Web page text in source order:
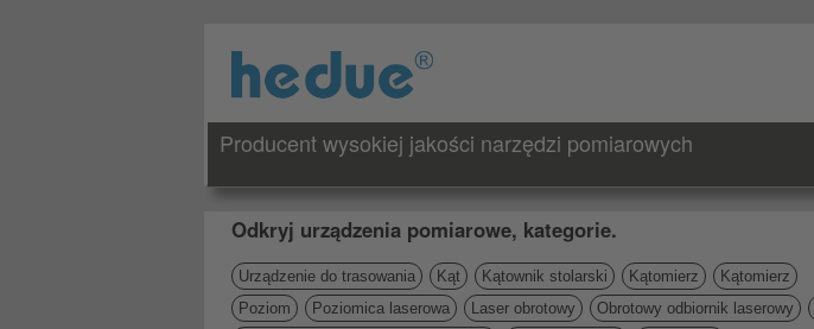
Producent wysokiej jakości narzędzi pomiarowych
Odkryj urządzenia pomiarowe, kategorie.
Urządzenie do trasowania Kąt Kątownik stolarski Kątomierz
Kątomierz
Poziom
Poziomica laserowa Laser obrotowy Obrotowy odbiornik laserowy